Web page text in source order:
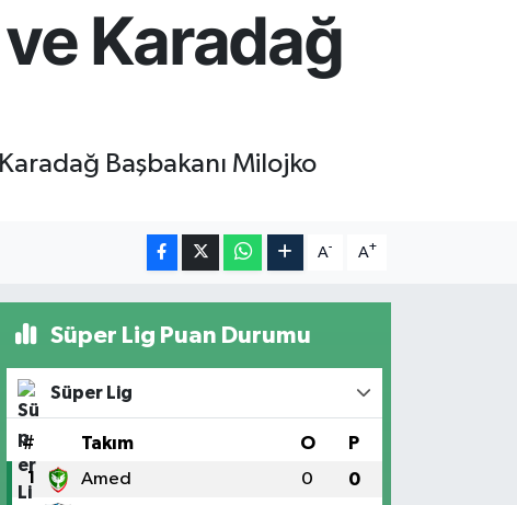
Karadağ
Başbakanı Milojko
A- A+
Süper Lig Puan Durumu
Süper Lig
# Takım O P
1 Amed 0 0